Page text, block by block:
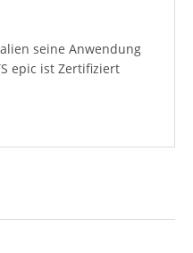
seine Anwendung
epic ist Zertifiziert